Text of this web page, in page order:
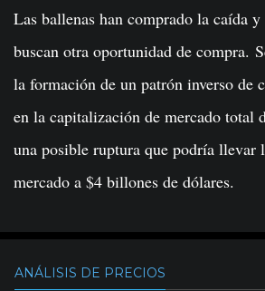
Las ballenas han comprado la caída
buscan otra oportunidad de compra.
la formación de un patrón inverso de
en la capitalización de mercado total
una posible ruptura que podría llevar
mercado a $4 billones de dólares.
ANÁLISIS DE PRECIOS